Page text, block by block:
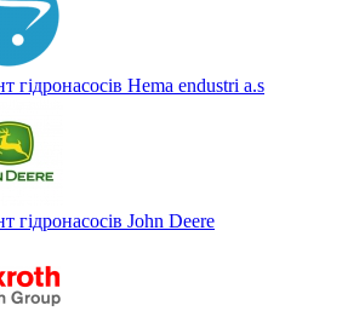
гідронасосів Hema endustri a.s
гідронасосів John Deere